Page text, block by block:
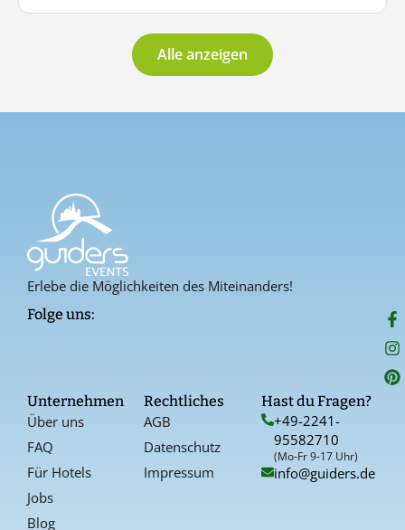
Alle anzeigen
Erlebe die Möglichkeiten des Miteinanders!
Folge uns: F
a
c
e
b
I
n
s
t
a
P
i
n
t
e
Unternehmen
Über uns
FAQ
Für Hotels
Jobs
Blog
Rechtliches
AGB
Datenschutz
Impressum
Hast du Fragen?
+49-2241-
95582710
(Mo-Fr 9-17 Uhr)
info@guiders.de